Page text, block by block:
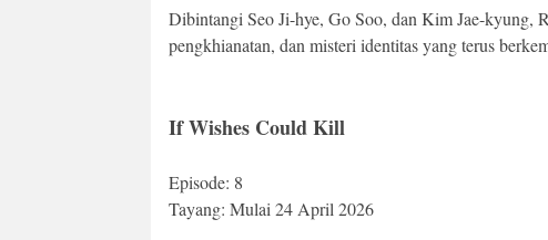
Dibintangi Seo Ji-hye, Go Soo, dan Kim Jae-kyung,
pengkhianatan, dan misteri identitas yang terus
If Wishes Could Kill
Episode: 8
Tayang: Mulai 24 April 2026